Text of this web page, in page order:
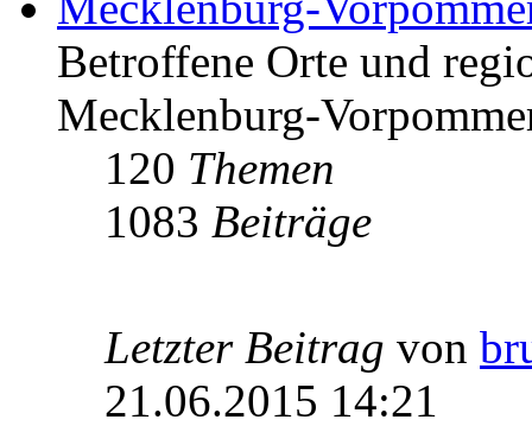
Betroffene Orte und
Mecklenburg-
120 Themen
1083 Beiträge
Letzter Beitrag von
21.06.2015 14:21